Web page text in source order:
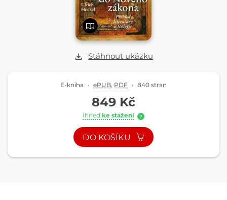
Stáhnout ukázku
E-kniha · ePUB PDF · 840 stran
849 Kč
Ihned ke stažení ?
DO KOŠÍKU